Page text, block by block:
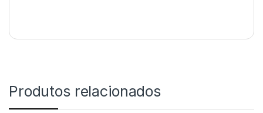
Produtos relacionados